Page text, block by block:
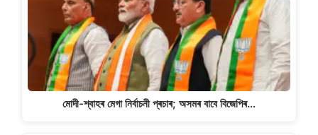
মোদী-শ্বাহৰ মেগা নিৰ্বাচনী প্ৰচাৰ; অসমৰ বাবে বিজেপিৰ…